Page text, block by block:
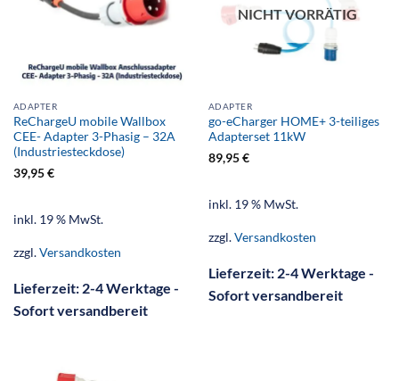
ADAPTER
ReChargeU mobile Wallbox
CEE- Adapter 3-Phasig – 32A
(Industriesteckdose)
39,95€
inkl. 19 % MwSt.
zzgl.Versandkosten
Lieferzeit: 2-4 Werktage -
Sofort versandbereit
NICHT VORRÄTIG
ADAPTER
go-eCharger HOME+ 3-teiliges
Adapterset 11kW
89,95€
inkl. 19 % MwSt.
zzgl.Versandkosten
Lieferzeit: 2-4 Werktage -
Sofort versandbereit